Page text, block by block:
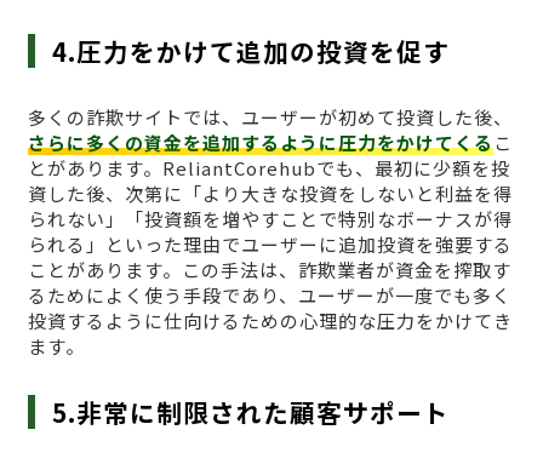
4.圧力をかけて追加の投資を促す
多くの詐欺サイトでは、ユーザーが初めて投資した後、
さらに多くの資金を追加するように圧力をかけてくるこ
とがあります。ReliantCorehubでも、最初に少額を投
資した後、次第に「より大きな投資をしないと利益を得
られない」「投資額を増やすことで特別なボーナスが得
られる」といった理由でユーザーに追加投資を強要する
ことがあります。この手法は、詐欺業者が資金を搾取す
るためによく使う手段であり、ユーザーが一度でも多く
投資するように仕向けるための心理的な圧力をかけてき
ます。
5.非常に制限された顧客サポート